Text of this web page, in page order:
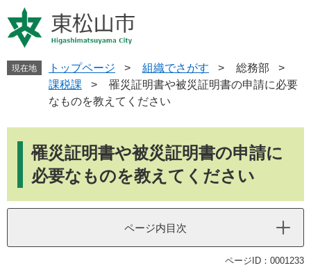
ー
ジ
ニ
ュ
現在地 トップページ > 組織でさがす > 総務部
>
課税課
>
罹災証明書や被災証明書の申請に必要
なものを教えてください
罹災証明書や被災証明書の申請に
必要なものを教えてください
ページ内目次
ページID：0001233